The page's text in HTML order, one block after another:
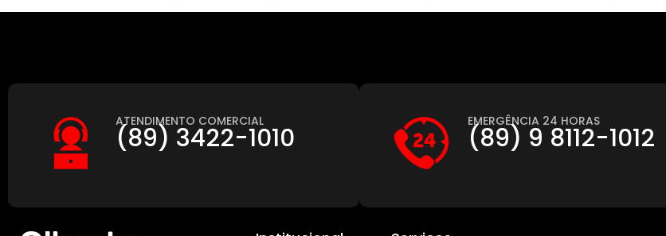
ATENDIMENTO COMERCIAL
(89) 3422-1010
EMERGÊNCIA 24 HORAS
(89) 9 8112-1012